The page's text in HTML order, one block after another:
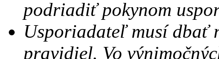
podriadiť pokynom
Usporiadateľ musí dbať
pravidiel. Vo